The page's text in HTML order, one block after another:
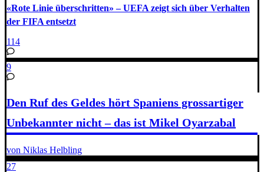
«Rote Linie überschritten» – UEFA zeigt sich über Verhalten
der FIFA entsetzt
114
9
Den Ruf des Geldes hört Spaniens grossartiger
Unbekannter nicht – das ist Mikel Oyarzabal
von Niklas Helbling
27